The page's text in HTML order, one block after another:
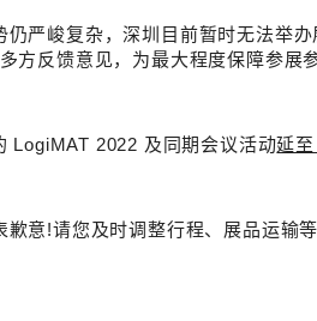
严峻复杂，深圳目前暂时无法举
方反馈意见，为最大程度保障参展
LogiMAT 2022 及同期会议活动延至
意!请您及时调整行程、展品运输